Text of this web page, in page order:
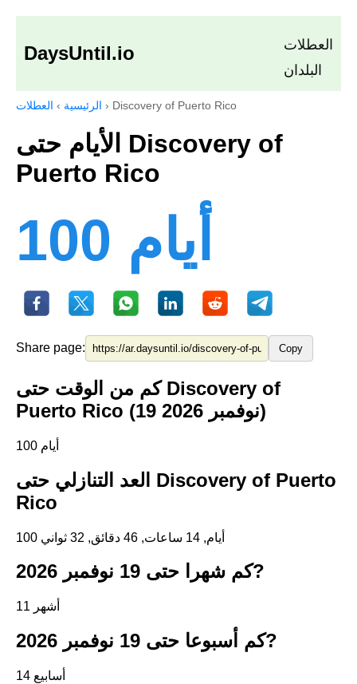
DaysUntil.io
العطلات
البلدان
الرئيسية › العطلات › Discovery of Puerto Rico
الأيام حتى Discovery of
Puerto Rico
100 أيام
Share page: Copy
كم من الوقت حتى Discovery of
Puerto Rico (19 نوفمبر 2026)
100 أيام
العد التنازلي حتى Discovery of Puerto
Rico
100 أيام, 14 ساعات, 46 دقائق, 32 ثواني
كم شهرا حتى 19 نوفمبر 2026?
11 أشهر
كم أسبوعا حتى 19 نوفمبر 2026?
14 أسابيع